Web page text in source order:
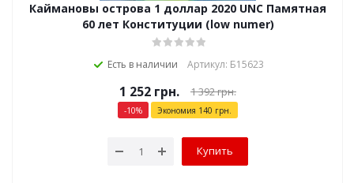
Каймановы острова 1 доллар 2020 UNC Памятная
60 лет Конституции (low numer)
Есть в наличии Артикул: Б15623
1 252 грн. 1 392грн.
-10% Экономия 140 грн.
Купить